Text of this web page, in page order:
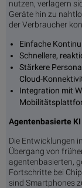
nutzen, verlagern
Geräte hin zu
der Verbraucher
Einfache
Schnellere,
Stärkere
Cloud-
Integration mit
Agentenbasierte
Die Entwicklungen
Übergang von
agentenbasierten,
Fortschritte bei
sind Smartphones